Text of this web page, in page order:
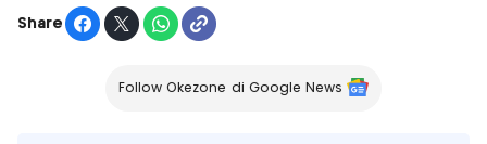
Share
Follow Okezone di Google News